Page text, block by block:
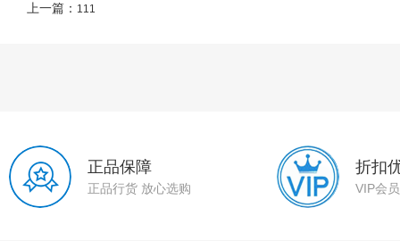
上一篇： 111
正品保障
正品行货 放心选购
折扣
VIP会